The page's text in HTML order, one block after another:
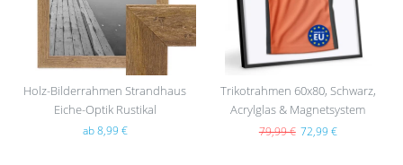
Holz-Bilderrahmen Strandhaus
Eiche-Optik Rustikal
ab 8,99 €
Trikotrahmen 60x80, Schwarz,
Acrylglas & Magnetsystem
79,99 € 72,99 €